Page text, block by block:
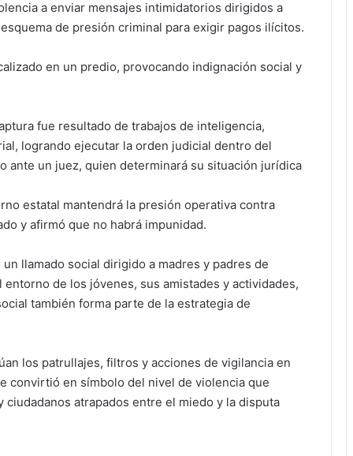
a enviar mensajes intimidatorios dirigidos a
de presión criminal para exigir pagos ilícitos.
en un predio, provocando indignación social y
fue resultado de trabajos de inteligencia,
logrando ejecutar la orden judicial dentro del
ante un juez, quien determinará su situación jurídica
estatal mantendrá la presión operativa contra
y afirmó que no habrá impunidad.
llamado social dirigido a madres y padres de
de los jóvenes, sus amistades y actividades,
también forma parte de la estrategia de
los patrullajes, filtros y acciones de vigilancia en
convirtió en símbolo del nivel de violencia que
atrapados entre el miedo y la disputa